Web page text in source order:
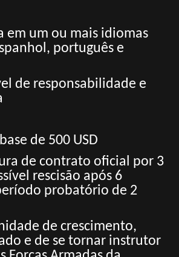
em um ou mais idiomas
português e
de responsabilidade e
de 500 USD
de contrato oficial por 3
rescisão após 6
probatório de 2
de crescimento,
e de se tornar instrutor